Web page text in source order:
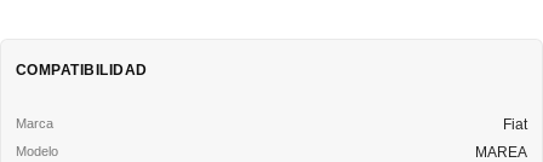
COMPATIBILIDAD
Fiat
MAREA